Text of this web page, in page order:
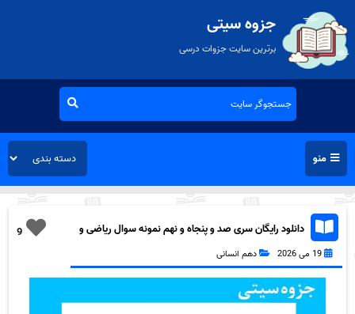
جزوه سیتی
برترین سایت جزوات درسی
منو
9
دانلود رایگان سری صد و پنجاه و نهم نمونه سوال ریاضی و
آمار دهم انسانی به همراه pdf
19 می 2026 دهم انسانی